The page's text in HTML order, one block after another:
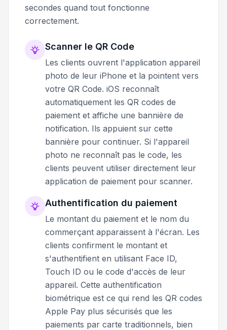
secondes quand tout fonctionne
correctement.
Scanner le QR Code
Les clients ouvrent l'application appareil
photo de leur iPhone et la pointent vers
votre QR Code. iOS reconnaît
automatiquement les QR codes de
paiement et affiche une bannière de
notification. Ils appuient sur cette
bannière pour continuer. Si l'appareil
photo ne reconnaît pas le code, les
clients peuvent utiliser directement leur
application de paiement pour scanner.
Authentification du paiement
Le montant du paiement et le nom du
commerçant apparaissent à l'écran. Les
clients confirment le montant et
s'authentifient en utilisant Face ID,
Touch ID ou le code d'accès de leur
appareil. Cette authentification
biométrique est ce qui rend les QR codes
Apple Pay plus sécurisés que les
paiements par carte traditionnels, bien